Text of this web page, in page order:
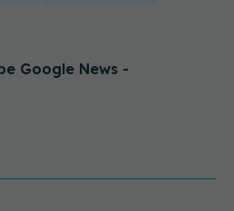
Google News -